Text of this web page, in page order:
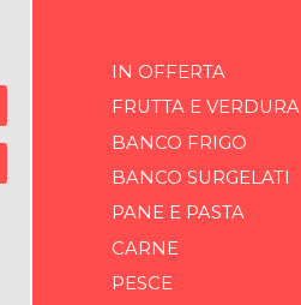
IN OFFERTA
FRUTTA E VERDURA
BANCO FRIGO
BANCO SURGELATI
PANE E PASTA
CARNE
PESCE